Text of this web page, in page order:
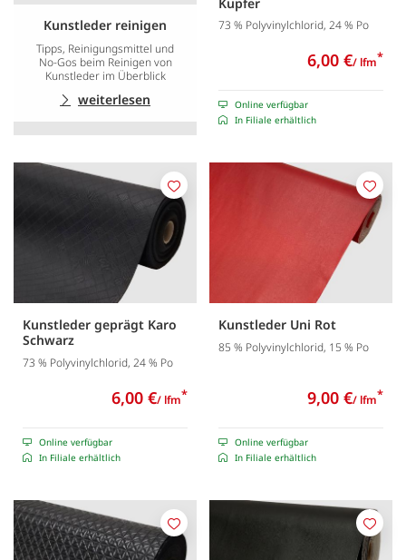
Kunstleder reinigen
Tipps, Reinigungsmittel und
No-Gos beim Reinigen von
Kunstleder im Überblick
weiterlesen
73 % Polyvinylchlorid, 24 % Po
6,00 €/ lfm*
Online verfügbar
In Filiale erhältlich
Kunstleder geprägt Karo
Schwarz
73 % Polyvinylchlorid, 24 % Po
6,00 €/ lfm*
Online verfügbar
In Filiale erhältlich
Merken
Kunstleder Uni Rot
85 % Polyvinylchlorid, 15 % Po
9,00 €/ lfm*
Online verfügbar
In Filiale erhältlich
Merken